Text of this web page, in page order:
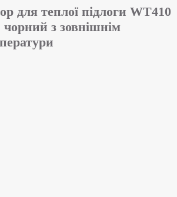
для теплої підлоги WT410
з зовнішнім